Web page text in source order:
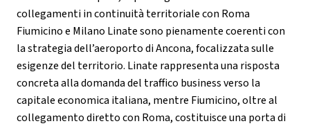
collegamenti in continuità territoriale con Roma
Fiumicino e Milano Linate sono pienamente coerenti con
la strategia dell’aeroporto di Ancona, focalizzata sulle
esigenze del territorio. Linate rappresenta una risposta
concreta alla domanda del traffico business verso la
capitale economica italiana, mentre Fiumicino, oltre al
collegamento diretto con Roma, costituisce una porta di